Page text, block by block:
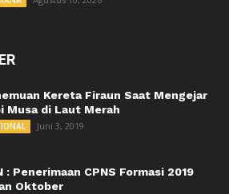
Kereta Firaun Saat Mengejar
Musa di Laut Merah
Juni 3, 2019
: Penerimaan CPNS Formasi 2019
Oktober